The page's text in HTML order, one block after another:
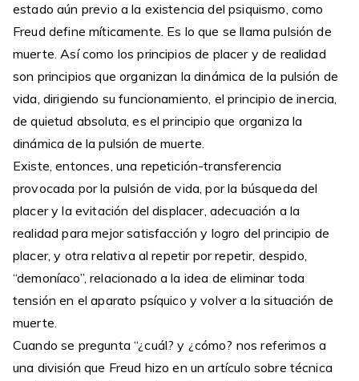
estado aún previo a la existencia del psiquismo, como
Freud define míticamente. Es lo que se llama pulsión de
muerte. Así como los principios de placer y de realidad
son principios que organizan la dinámica de la pulsión de
vida, dirigiendo su funcionamiento, el principio de inercia,
de quietud absoluta, es el principio que organiza la
dinámica de la pulsión de muerte.
Existe, entonces, una repetición-transferencia
provocada por la pulsión de vida, por la búsqueda del
placer y la evitación del displacer, adecuación a la
realidad para mejor satisfacción y logro del principio de
placer, y otra relativa al repetir por repetir, despido,
“demoníaco”, relacionado a la idea de eliminar toda
tensión en el aparato psíquico y volver a la situación de
muerte.
Cuando se pregunta “¿cuál? y ¿cómo? nos referimos a
una división que Freud hizo en un artículo sobre técnica